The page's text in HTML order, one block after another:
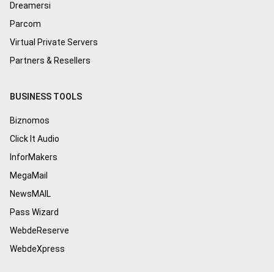
Dreamersi
Parcom
Virtual Private Servers
Partners & Resellers
BUSINESS TOOLS
Biznomos
Click It Audio
InforMakers
MegaMail
NewsMAIL
Pass Wizard
WebdeReserve
WebdeXpress